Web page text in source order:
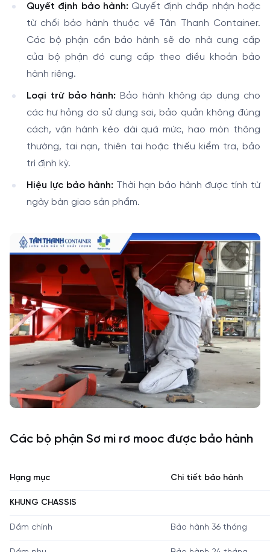
Quyết định bảo hành: Quyết định chấp nhận hoặc
từ chối bảo hành thuộc về Tân Thanh Container.
Các bộ phận cần bảo hành sẽ do nhà cung cấp
của bộ phận đó cung cấp theo điều khoản bảo
hành riêng.
Loại trừ bảo hành: Bảo hành không áp dụng cho
các hư hỏng do sử dụng sai, bảo quản không đúng
cách, vận hành kéo dài quá mức, hao mòn thông
thường, tai nạn, thiên tai hoặc thiếu kiểm tra, bảo
trì định kỳ.
Hiệu lực bảo hành:Thời hạn bảo hành được tính từ
ngày bàn giao sản phẩm.
Các bộ phận Sơ mi rơ mooc được bảo hành
Hạng mục Chi tiết bảo hành
KHUNG CHASSIS
Dầm chính Bảo hành 36 tháng